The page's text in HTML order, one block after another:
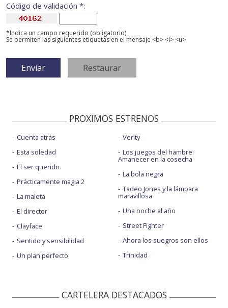
Código de validación *:
*Indica un campo requerido (obligatorio)
Se permiten las siguientes etiquetas en el mensaje <b> <i> <u>
PROXIMOS ESTRENOS
Cuenta atrás
Esta soledad
El ser querido
Prácticamente magia 2
La maleta
El director
Clayface
Sentido y sensibilidad
Un plan perfecto
Verity
Los juegos del hambre:
Amanecer en la cosecha
La bola negra
Tadeo Jones y la lámpara
maravillosa
Una noche al año
Street Fighter
Ahora los suegros son ellos
Trinidad
CARTELERA DESTACADOS